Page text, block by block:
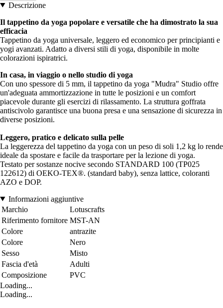
Descrizione
Il tappetino da yoga popolare e versatile che ha dimostrato la sua
efficacia
Tappetino da yoga universale, leggero ed economico per principianti e
yogi avanzati. Adatto a diversi stili di yoga, disponibile in molte
colorazioni ispiratrici.
In casa, in viaggio o nello studio di yoga
Con uno spessore di 5 mm, il tappetino da yoga "Mudra" Studio offre
un'adeguata ammortizzazione in tutte le posizioni e un comfort
piacevole durante gli esercizi di rilassamento. La struttura goffrata
antiscivolo garantisce una buona presa e una sensazione di sicurezza in
diverse posizioni.
Leggero, pratico e delicato sulla pelle
La leggerezza del tappetino da yoga con un peso di soli 1,2 kg lo rende
ideale da spostare e facile da trasportare per la lezione di yoga.
Testato per sostanze nocive secondo STANDARD 100 (TP025
122612) di OEKO-TEX®. (standard baby), senza lattice, coloranti
AZO e DOP.
Informazioni aggiuntive
Marchio
Lotuscrafts
Riferimento fornitore MST-AN
Colore
antrazite
Colore
Nero
Sesso
Misto
Fascia d'età
Adulti
Composizione
PVC
Loading...
Loading...